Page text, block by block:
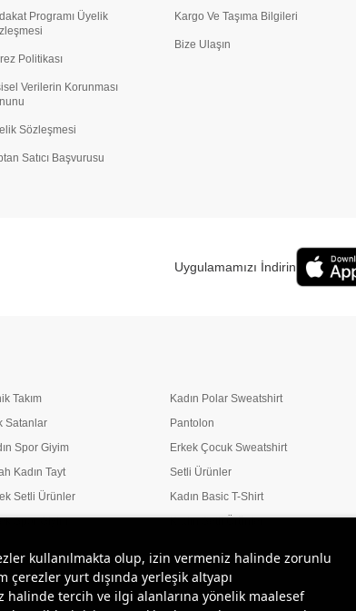
kullanılmakta olup, izin vermeniz halinde zorunlu
yurt dışında yerleşik altyapı
halinde tercih ve ilgi alanlarına yönelik maalesef
Programı Üyelik
Politikası
Verilerin Korunması
Sözleşmesi
Satıcı Başvurusu
Kargo Ve Taşıma Bilgileri
Bize Ulaşın
Uygulamamızı İndirin
Takım
Satanlar
Spor Giyim
Kadın Tayt
Setli Ürünler
Spor Giyim
Kadın Polar Sweatshirt
Pantolon
Erkek Çocuk Sweatshirt
Setli Ürünler
Kadın Basic T-Shirt
Kadın Setli Ürünler